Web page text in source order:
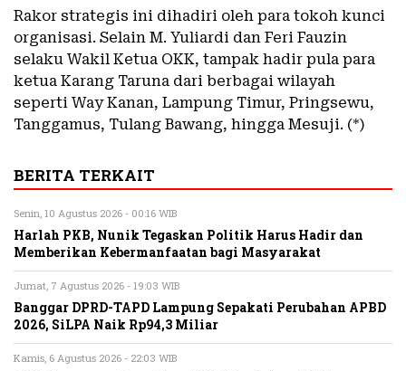
Rakor strategis ini dihadiri oleh para tokoh kunci
organisasi. Selain M. Yuliardi dan Feri Fauzin
selaku Wakil Ketua OKK, tampak hadir pula para
ketua Karang Taruna dari berbagai wilayah
seperti Way Kanan, Lampung Timur, Pringsewu,
Tanggamus, Tulang Bawang, hingga Mesuji. (*)
BERITA TERKAIT
Senin, 10 Agustus 2026 - 00:16 WIB
Harlah PKB, Nunik Tegaskan Politik Harus Hadir dan
Memberikan Kebermanfaatan bagi Masyarakat
Jumat, 7 Agustus 2026 - 19:03 WIB
Banggar DPRD-TAPD Lampung Sepakati Perubahan APBD
2026, SiLPA Naik Rp94,3 Miliar
Kamis, 6 Agustus 2026 - 22:03 WIB